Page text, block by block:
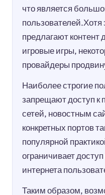
что является
предлагают контент
игровые игры,
провайдеры
Наиболее строгие
запрещают доступ
сетей, новостным
конкретных портов
популярной
ограничивает
интернета
Таким образом,